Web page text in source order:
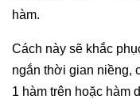
hàm.
Cách này sẽ khắc
ngắn thời gian niềng,
1 hàm trên hoặc hàm